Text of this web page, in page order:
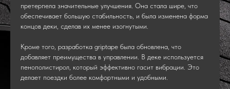
претерпела значительные улучшения. Она стала шире, что
обеспечивает большую стабильность, и была изменена форма
концов деки, сделав их менее изогнутыми.
Кроме того, разработка griptape была обновлена, что
добавляет преимущества в управлении. В деке используется
пенополистирол, который эффективно гасит вибрации. Это
делает поездки более комфортными и удобными.